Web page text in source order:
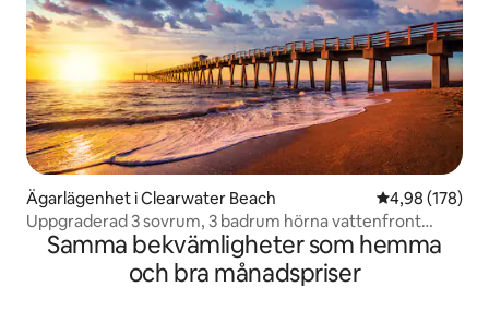
Ägarlägenhet i Clearwater Beach 4,98 av 5 i
4,98 (178)
Uppgraderad 3 sovrum, 3 badrum hörna vattenfront
lägenhet!
Samma bekvämligheter som hemma
och bra månadspriser